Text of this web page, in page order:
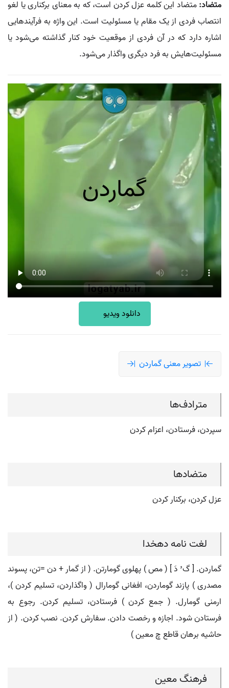
متضاد:متضاد این کلمه عزل کردن است، که به معنای برکناری یا لغو
انتصاب فردی از یک مقام یا مسئولیت است. این واژه به فرآیندهایی
اشاره دارد که در آن فردی از موقعیت خود کنار گذاشته می‌شود یا
مسئولیت‌هایش به فرد دیگری واگذار می‌شود.
دانلود ویدیو
تصویر معنی گماردن
مترادف‌ها
سپردن، فرستادن، اعزام کردن
متضادها
عزل کردن، برکنار کردن
لغت نامه دهخدا
گماردن. [ گ ُ دَ ] ( مص ) پهلوی گومارتن. ( از گمار + دن =تن، پسوند
مصدری ) پازند گوماردن، افغانی گومارال ( واگذاردن، تسلیم کردن )،
ارمنی گومارل. ( جمع کردن ) فرستادن، تسلیم کردن. رجوع به
فرستادن شود. اجازه و رخصت دادن. سفارش کردن. نصب کردن. ( از
حاشیه برهان قاطع چ معین )
فرهنگ معین